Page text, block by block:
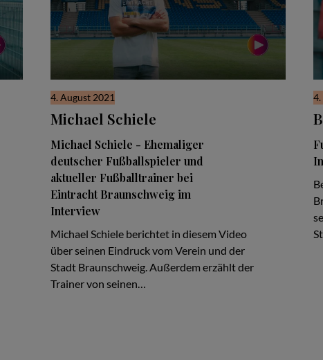
4. August 2021
Michael Schiele
Michael Schiele - Ehemaliger
deutscher Fußballspieler und
aktueller Fußballtrainer bei
Eintracht Braunschweig im
Interview
Michael Schiele berichtet in diesem Video
über seinen Eindruck vom Verein und der
Stadt Braunschweig. Außerdem erzählt der
Trainer von seinen…